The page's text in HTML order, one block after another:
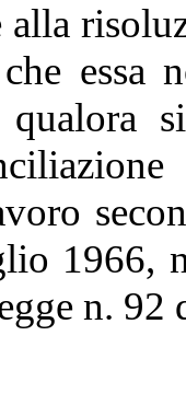
alla
essa
qualora
1966,
n. 92